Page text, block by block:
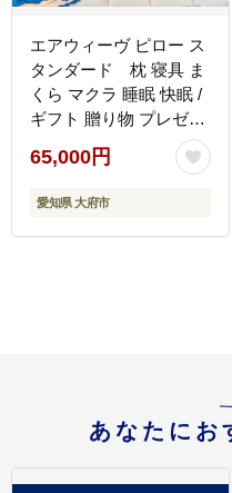
エアウィーヴ ピロー ス
タンダード 枕 寝具 ま
くら マクラ 睡眠 快眠 /
ギフト 贈り物 プレゼン
ト 祝い 内祝い 誕生日
記念日 お土産 父 母 敬
老 お中元 お歳暮
65,000円
愛知県 大府市
あなたにお